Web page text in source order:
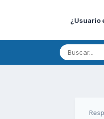
¿Usuario